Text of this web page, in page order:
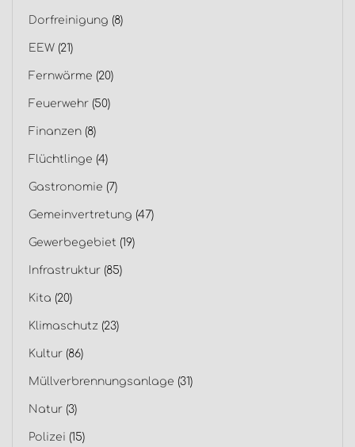
Dorfreinigung (8)
EEW (21)
Fernwärme (20)
Feuerwehr (50)
Finanzen (8)
Flüchtlinge (4)
Gastronomie (7)
Gemeinvertretung (47)
Gewerbegebiet (19)
Infrastruktur (85)
Kita (20)
Klimaschutz (23)
Kultur (86)
Müllverbrennungsanlage (31)
Natur (3)
Polizei (15)